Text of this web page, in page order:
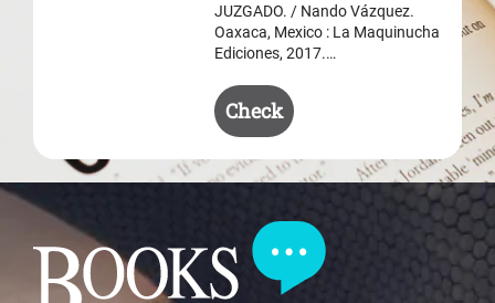
JUZGADO. / Nando Vázquez.
Oaxaca, Mexico : La Maquinucha
Ediciones, 2017.…
Check